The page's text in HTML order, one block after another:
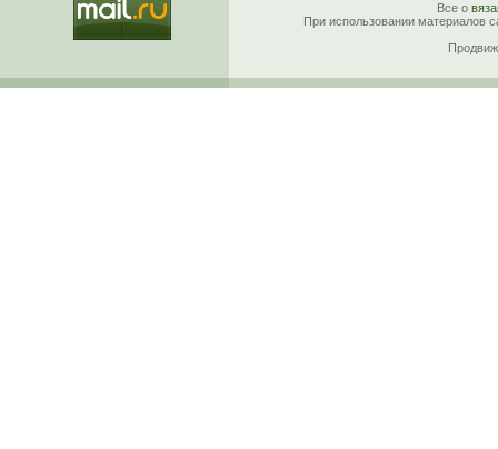
Все о
При использовании материалов